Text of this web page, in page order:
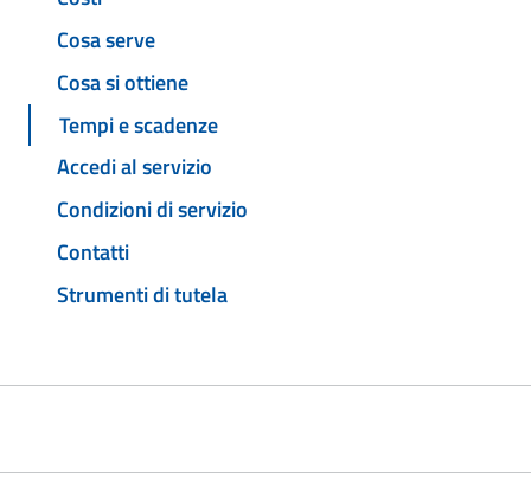
Cosa serve
Cosa si ottiene
Tempi e scadenze
Accedi al servizio
Condizioni di servizio
Contatti
Strumenti di tutela